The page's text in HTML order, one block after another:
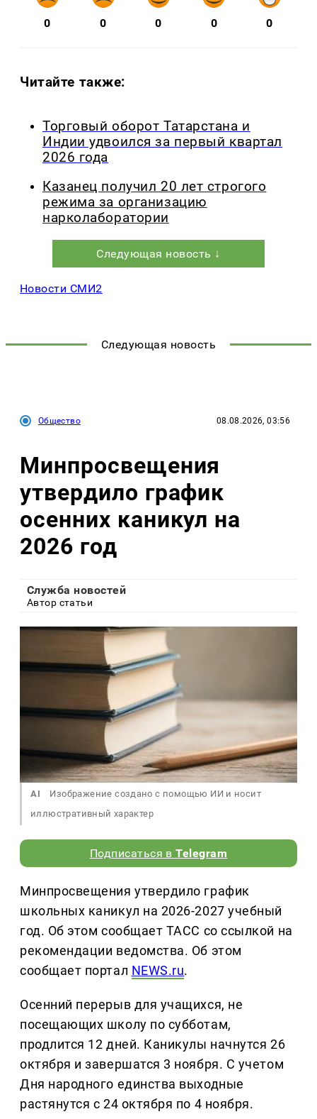
0 0 0 0 0
Читайте также:
Торговый оборот Татарстана и
Индии удвоился за первый квартал
2026 года
Казанец получил 20 лет строгого
режима за организацию
нарколаборатории
Следующая новость ↓
Новости СМИ2
Следующая новость
Общество 08.08.2026, 03:56
Минпросвещения
утвердило график
осенних каникул на
2026 год
Служба новостей
Автор статьи
AI
Изображение создано с помощью ИИ и носит
иллюстративный характер
Подписаться вTelegram
Минпросвещения утвердило график
школьных каникул на 2026-2027 учебный
год. Об этом сообщает ТАСС со ссылкой на
рекомендации ведомства. Об этом
сообщает портал NEWS.ru.
Осенний перерыв для учащихся, не
посещающих школу по субботам,
продлится 12 дней. Каникулы начнутся 26
октября и завершатся 3 ноября. С учетом
Дня народного единства выходные
растянутся с 24 октября по 4 ноября.